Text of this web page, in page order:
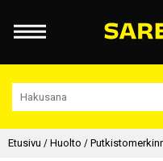
Etusivu / Huolto /